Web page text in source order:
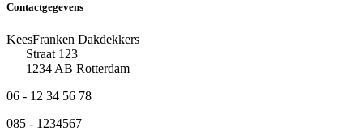
Contactgegevens
KeesFranken Dakdekkers
Straat 123
1234 AB Rotterdam
06 - 12 34 56 78
085 - 1234567